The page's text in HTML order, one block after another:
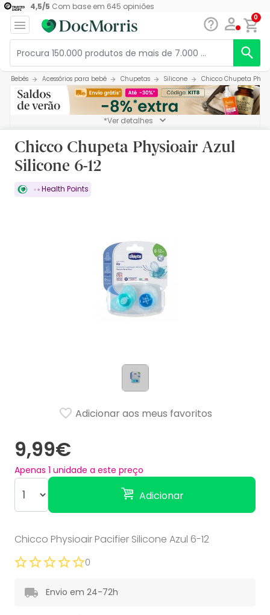
4,5/5 Com base em 645 opiniões
0
Bebés Acessórios para bebé Chupetas Silicone Chicco Chupeta
*Ver detalhes
Chicco Chupeta Physioair Azul
Silicone 6-12
Health Points
9,99€
Apenas 1 unidade a este preço
Adicionar
Adicionar aos meus favoritos
Chicco Physioair Pacifier Silicone Azul 6-12
0
Envio em 24-72h